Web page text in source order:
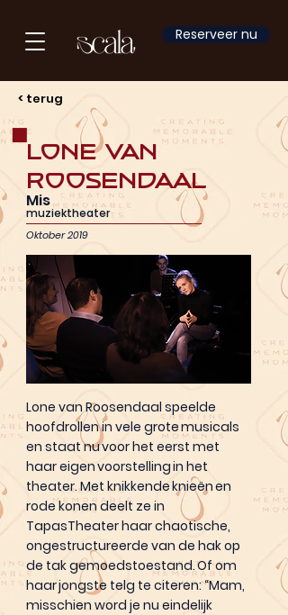
Reserveer nu
< terug
Lone van
Roosendaal
Mis
muziektheater
Oktober 2019
Lone van Roosendaal speelde
hoofdrollen in vele grote musicals
en staat nu voor het eerst met
haar eigen voorstelling in het
theater. Met knikkende knieën en
rode konen deelt ze in
TapasTheater haar chaotische,
ongestructureerde van de hak op
de tak gemoedstoestand. Of om
haar jongste telg te citeren: “Mam,
misschien word je nu eindelijk